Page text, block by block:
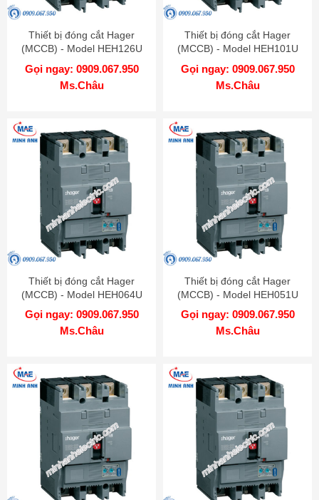
Thiết bị đóng cắt Hager
(MCCB) - Model HEH126U
Gọi ngay: 0909.067.950
Ms.Châu
Thiết bị đóng cắt Hager
(MCCB) - Model HEH101U
Gọi ngay: 0909.067.950
Ms.Châu
Thiết bị đóng cắt Hager
(MCCB) - Model HEH064U
Gọi ngay: 0909.067.950
Ms.Châu
Thiết bị đóng cắt Hager
(MCCB) - Model HEH051U
Gọi ngay: 0909.067.950
Ms.Châu